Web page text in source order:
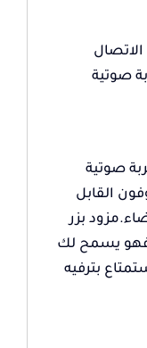
احتياجات الاتصال
صوتية
صوتية
القابل
بزر
فهو يسمح لك
بترفيه